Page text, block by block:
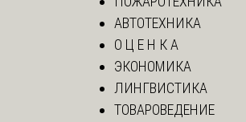
АВТОТЕХНИКА
О Ц Е Н К А
ЭКОНОМИКА
ЛИНГВИСТИКА
ТОВАРОВЕДЕНИЕ